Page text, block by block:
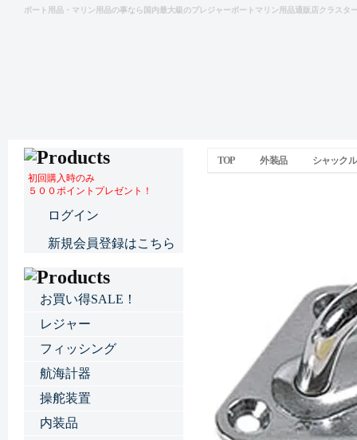
ボート用品・マリン用品の事なら国内最大級のプレジャーボートマリン用品通販店クラスタ
TOP 外装品 シャック
初回購入時のみ
５００ポイントプレゼント！
ログイン
新規会員登録はこちら
お買い得SALE！
レジャー
フィッシング
航海計器
操舵装置
内装品